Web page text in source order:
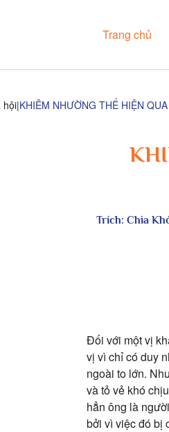
Trang chủ
hội KHIÊM NHƯỜNG THỂ HIỆN
Trích: Chìa
Đối với một vị
vị vì chỉ có duy
ngoài to lớn.
và tỏ vẻ khó
hẳn ông là
bởi vì việc đó bị